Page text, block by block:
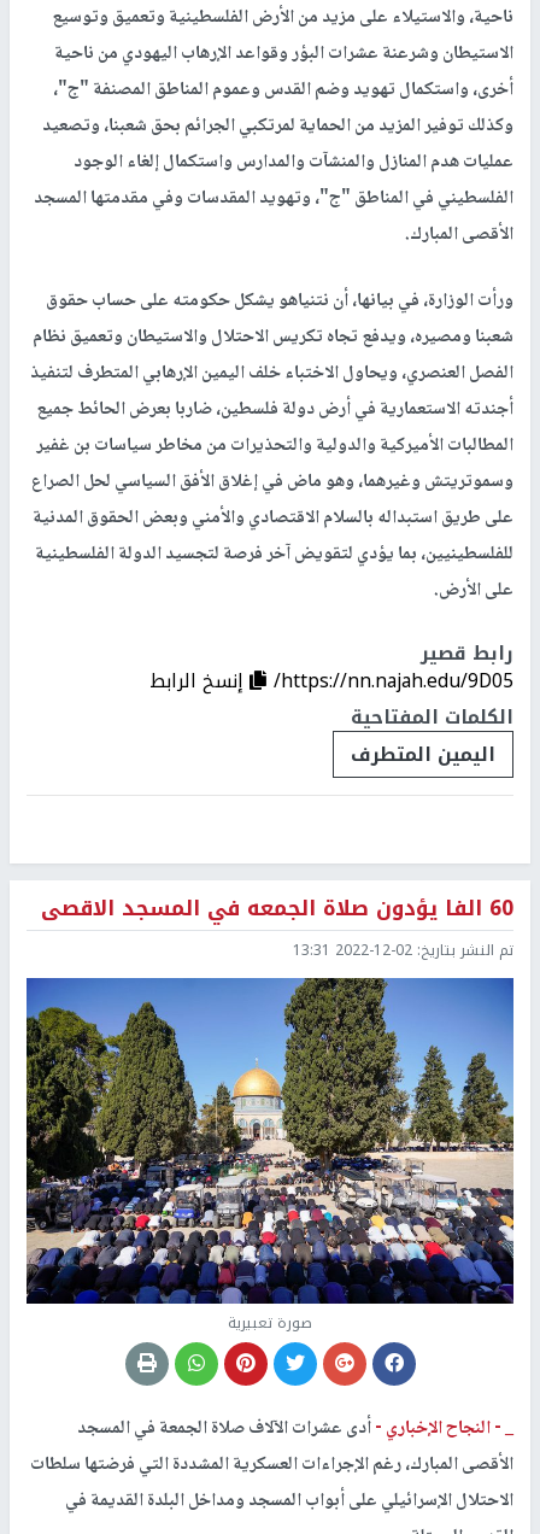
ناحية، والاستيلاء على مزيد من الأرض الفلسطينية وتعميق وتوسيع
الاستيطان وشرعنة عشرات البؤر وقواعد الإرهاب اليهودي من ناحية
أخرى، واستكمال تهويد وضم القدس وعموم المناطق المصنفة "ج"،
وكذلك توفير المزيد من الحماية لمرتكبي الجرائم بحق شعبنا، وتصعيد
عمليات هدم المنازل والمنشآت والمدارس واستكمال إلغاء الوجود
الفلسطيني في المناطق "ج"، وتهويد المقدسات وفي مقدمتها المسجد
الأقصى المبارك.
ورأت الوزارة، في بيانها، أن نتنياهو يشكل حكومته على حساب حقوق
شعبنا ومصيره، ويدفع تجاه تكريس الاحتلال والاستيطان وتعميق نظام
الفصل العنصري، ويحاول الاختباء خلف اليمين الإرهابي المتطرف لتنفيذ
أجندته الاستعمارية في أرض دولة فلسطين، ضاربا بعرض الحائط جميع
المطالبات الأميركية والدولية والتحذيرات من مخاطر سياسات بن غفير
وسموتريتش وغيرهما، وهو ماض في إغلاق الأفق السياسي لحل الصراع
على طريق استبداله بالسلام الاقتصادي والأمني وبعض الحقوق المدنية
للفلسطينيين، بما يؤدي لتقويض آخر فرصة لتجسيد الدولة الفلسطينية
على الأرض.
رابط قصير
https://nn.najah.edu/9D05/
إنسخ الرابط
الكلمات المفتاحية
اليمين المتطرف
60 الفا يؤدون صلاة الجمعه في المسجد الاقصى
تم النشر بتاريخ: 2022-12-02 13:31
صورة تعبيرية
_ -النجاح الإخباري -أدى عشرات الآلاف صلاة الجمعة في المسجد
الأقصى المبارك، رغم الإجراءات العسكرية المشددة التي فرضتها سلطات
الاحتلال الإسرائيلي على أبواب المسجد ومداخل البلدة القديمة في